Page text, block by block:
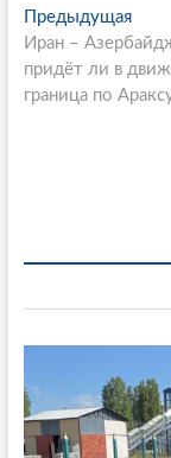
P
o
s
v
t
i
ПредыдущаяП
р
е
д
ь
я
:
Иран –
придёт ли в
граница по